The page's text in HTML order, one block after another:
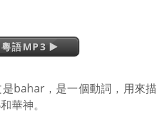
粵語MP3
是bahar，是一個動詞，用來描
華神。